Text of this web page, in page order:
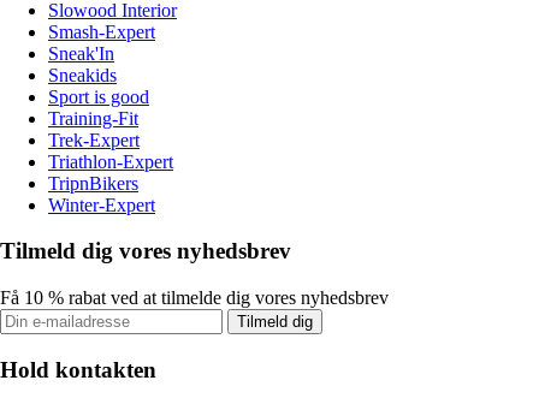
Slowood Interior
Smash-Expert
Sneak'In
Sneakids
Sport is good
Training-Fit
Trek-Expert
Triathlon-Expert
TripnBikers
Winter-Expert
Tilmeld dig vores nyhedsbrev
Få 10 % rabat ved at tilmelde dig vores nyhedsbrev
Tilmeld dig
Hold kontakten